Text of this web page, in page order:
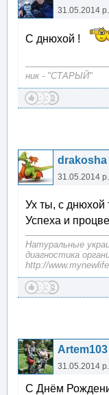
31.05.2014 р.
С днюхой !
ник - "СТАРЫЙ"
drakosha
31.05.2014 р.
Ух ты, с днюхой
Успеха и
Натуральные
диагностика
http://
Artem103
31.05.2014 р.
С Днём